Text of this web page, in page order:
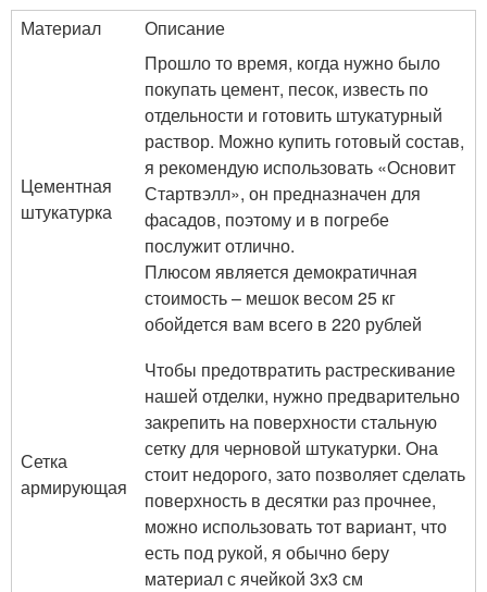
Материал
Описание
Цементная
штукатурка
Прошло то время, когда нужно было
покупать цемент, песок, известь по
отдельности и готовить штукатурный
раствор. Можно купить готовый состав,
я рекомендую использовать «Основит
Стартвэлл», он предназначен для
фасадов, поэтому и в погребе
послужит отлично.
Плюсом является демократичная
стоимость – мешок весом 25 кг
обойдется вам всего в 220 рублей
Сетка
армирующая
Чтобы предотвратить растрескивание
нашей отделки, нужно предварительно
закрепить на поверхности стальную
сетку для черновой штукатурки. Она
стоит недорого, зато позволяет сделать
поверхность в десятки раз прочнее,
можно использовать тот вариант, что
есть под рукой, я обычно беру
материал с ячейкой 3х3 см